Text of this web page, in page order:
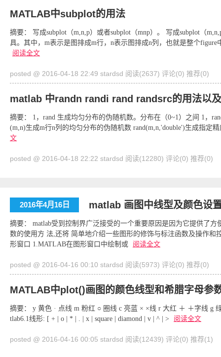
MATLAB中subplot的用法
摘要： 写成subplot（m,n,p）或者subplot（mnp）。 写成subplot（
具。其中，m表示是图排成m行，n表示图排成n列，也就是整个
阅读全文
posted @ 2016-04-18 22:49 stardsd 阅读(2637) 评论(0) 推荐(0)
matlab 中randn randi rand randsrc的用法以
摘要： 1，rand 生成均匀分布的伪随机数。分布在（0~1）之间 1，
(m,n)生成m行n列的均匀分布的伪随机数 rand(m,n,'double')生成指定
文
posted @ 2016-04-18 22:22 stardsd 阅读(12280) 评论(0) 推荐(0)
2016年4月16日 matlab 画图中线型及颜色设
摘要： matlab受到控制界广泛接受的一个重要原因是因为它提供了
数的使用方 法,还将 简单地介绍一些图形的修饰与标注函数及操作
形窗口 1.MATLAB在图形窗口中绘制或
阅读全文
posted @ 2016-04-16 00:10 stardsd 阅读(5973) 评论(0) 推荐(0)
MATLAB中plot()画图的颜色线型和希腊字母参
摘要： y 黄色 · 点线 m 粉红 ○ 圈线 c 亮蓝 × ×线 r 大红 ＋ ＋字线 g
tlab6.1线形: [ + | o | * | . | x | square | diamond | v | ^ | >
阅读全文
posted @ 2016-04-16 00:05 stardsd 阅读(12439) 评论(0) 推荐(1)